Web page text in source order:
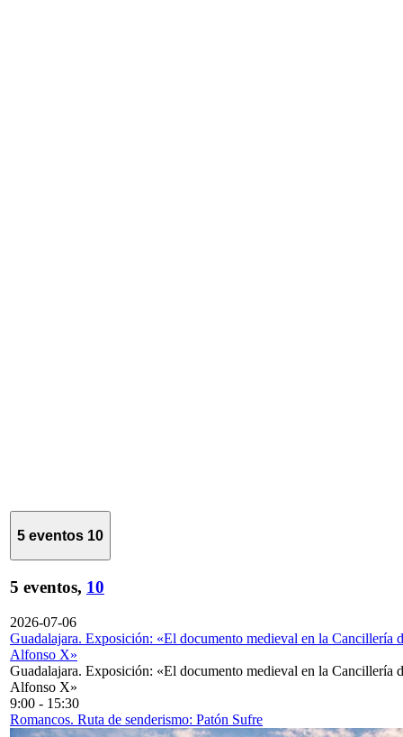
5 eventos 10
5 eventos, 10
2026-07-06
Guadalajara. Exposición: «El documento medieval en la Cancillería
Alfonso X»
Guadalajara. Exposición: «El documento medieval en la Cancillería
Alfonso X»
9:00 - 15:30
Romancos. Ruta de senderismo: Patón Sufre